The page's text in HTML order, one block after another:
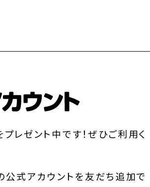
レゼント中です！ぜひご利用く
公式アカウントを友だち追加で